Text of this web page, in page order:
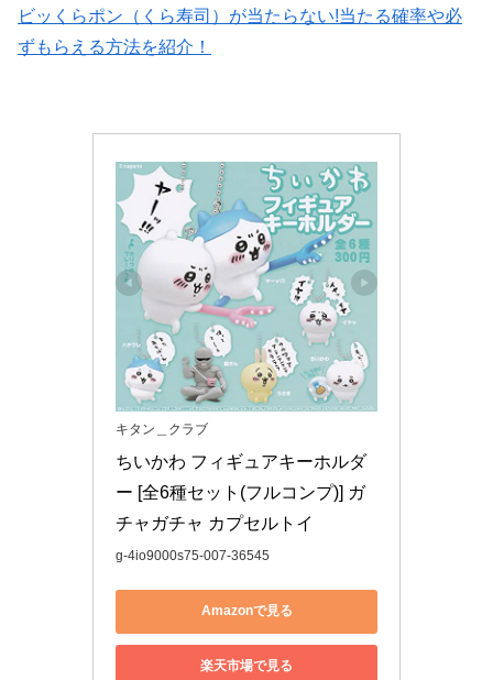
ビッくらポン（くら寿司）が当たらない!当たる確率や必
ずもらえる方法を紹介！
キタン＿クラブ
ちいかわ フィギュアキーホルダ
ー [全6種セット(フルコンプ)] ガ
チャガチャ カプセルトイ
g-4io9000s75-007-36545
Amazonで見る
楽天市場で見る